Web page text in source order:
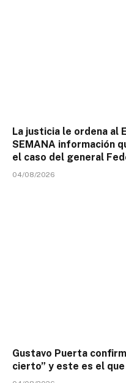
La justicia le ordena
SEMANA información
el caso del general
04/08/2026
Gustavo Puerta
cierto” y este es el